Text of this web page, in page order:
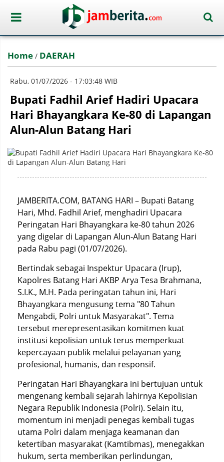
Home / DAERAH
Rabu, 01/07/2026 - 17:03:48 WIB
Bupati Fadhil Arief Hadiri Upacara
Hari Bhayangkara Ke-80 di Lapangan
Alun-Alun Batang Hari
JAMBERITA.COM, BATANG HARI – Bupati Batang
Hari, Mhd. Fadhil Arief, menghadiri Upacara
Peringatan Hari Bhayangkara ke-80 tahun 2026
yang digelar di Lapangan Alun-Alun Batang Hari
pada Rabu pagi (01/07/2026).
Bertindak sebagai Inspektur Upacara (Irup),
Kapolres Batang Hari AKBP Arya Tesa Brahmana,
S.I.K., M.H. Pada peringatan tahun ini, Hari
Bhayangkara mengusung tema "80 Tahun
Mengabdi, Polri untuk Masyarakat". Tema
tersebut merepresentasikan komitmen kuat
institusi kepolisian untuk terus memperkuat
kepercayaan publik melalui pelayanan yang
profesional, humanis, dan responsif.
Peringatan Hari Bhayangkara ini bertujuan untuk
mengenang kembali sejarah lahirnya Kepolisian
Negara Republik Indonesia (Polri). Selain itu,
momentum ini menjadi penegas kembali tugas
utama Polri dalam menjaga keamanan dan
ketertiban masyarakat (Kamtibmas), menegakkan
hukum, serta memberikan perlindungan,